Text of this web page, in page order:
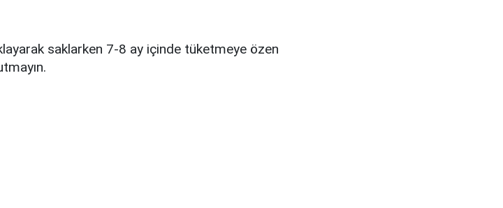
saklarken 7-8 ay içinde tüketmeye özen